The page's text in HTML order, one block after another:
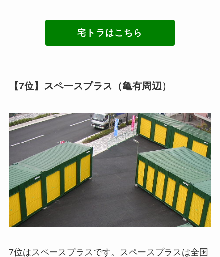
宅トラはこちら
【7位】スペースプラス（亀有周辺）
7位はスペースプラスです。スペースプラスは全国